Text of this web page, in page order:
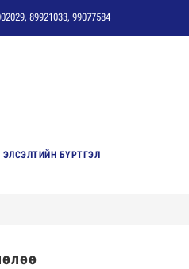
89921033, 99077584
ЭЛСЭЛТИЙН БҮРТГЭЛ